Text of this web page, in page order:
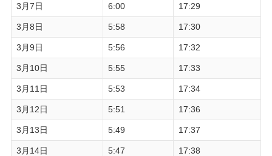
3月7日 6:00 17:29
3月8日 5:58 17:30
3月9日 5:56 17:32
3月10日 5:55 17:33
3月11日 5:53 17:34
3月12日 5:51 17:36
3月13日 5:49 17:37
3月14日 5:47 17:38